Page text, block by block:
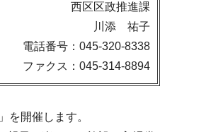
西区区政推進課
川添 祐子
電話番号：045-320-8338
ファクス：045-314-8894
開催します。